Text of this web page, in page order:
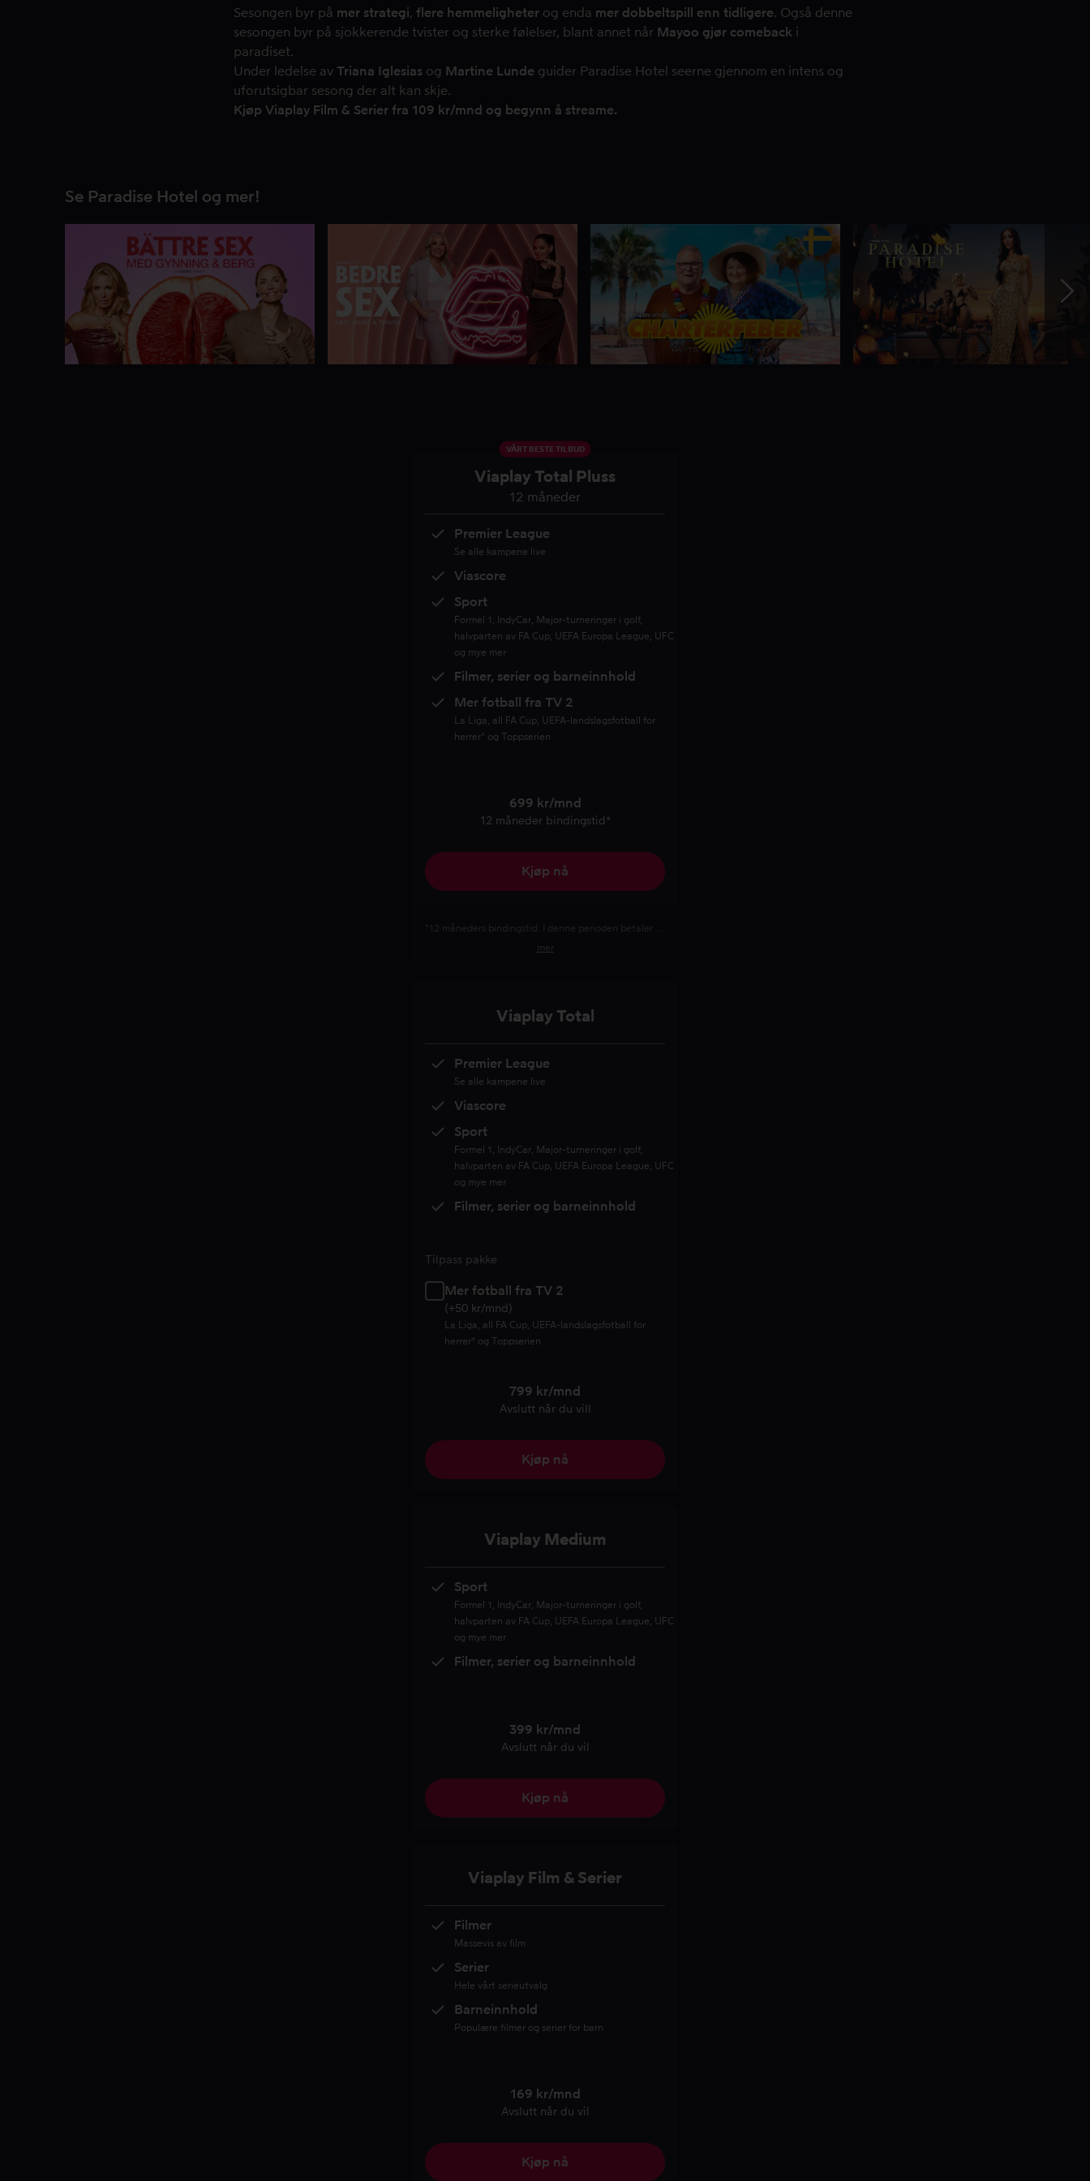
Sesongen byr på mer strategi, flere hemmeligheter og enda mer dobbeltspill enn tidligere. Også denne
sesongen byr på sjokkerende tvister og sterke følelser, blant annet når Mayoo gjør comeback i
paradiset.
Under ledelse av Triana Iglesias og Martine Lunde guider Paradise Hotel seerne gjennom en intens og
uforutsigbar sesong der alt kan skje.
Kjøp Viaplay Film & Serier fra 109 kr/mnd og begynn å streame.
Se Paradise Hotel og mer!
VÅRT BESTE TILBUD
Viaplay Total Pluss
12 måneder
Premier League
Se alle kampene live
Viascore
Sport
Formel 1, IndyCar, Major-turneringer i golf,
halvparten av FA Cup, UEFA Europa League, UFC
og mye mer
Filmer, serier og barneinnhold
Mer fotball fra TV 2
La Liga, all FA Cup, UEFA-landslagsfotball for
herrer* og Toppserien
699 kr/mnd
12 måneder bindingstid*
Kjøp nå
mer
Viaplay Total
Premier League
Se alle kampene live
Viascore
Sport
Formel 1, IndyCar, Major-turneringer i golf,
halvparten av FA Cup, UEFA Europa League, UFC
og mye mer
Filmer, serier og barneinnhold
Tilpass pakke
Mer fotball fra TV 2
(+50 kr/mnd)
La Liga, all FA Cup, UEFA-landslagsfotball for
herrer* og Toppserien
799 kr/mnd
Avslutt når du vill
Kjøp nå
Viaplay Medium
Sport
Formel 1, IndyCar, Major-turneringer i golf,
halvparten av FA Cup, UEFA Europa League, UFC
og mye mer
Filmer, serier og barneinnhold
399 kr/mnd
Avslutt når du vil
Kjøp nå
Viaplay Film & Serier
Filmer
Massevis av film
Serier
Hele vårt serieutvalg
Barneinnhold
Populære filmer og serier for barn
169 kr/mnd
Avslutt når du vil
Kjøp nå